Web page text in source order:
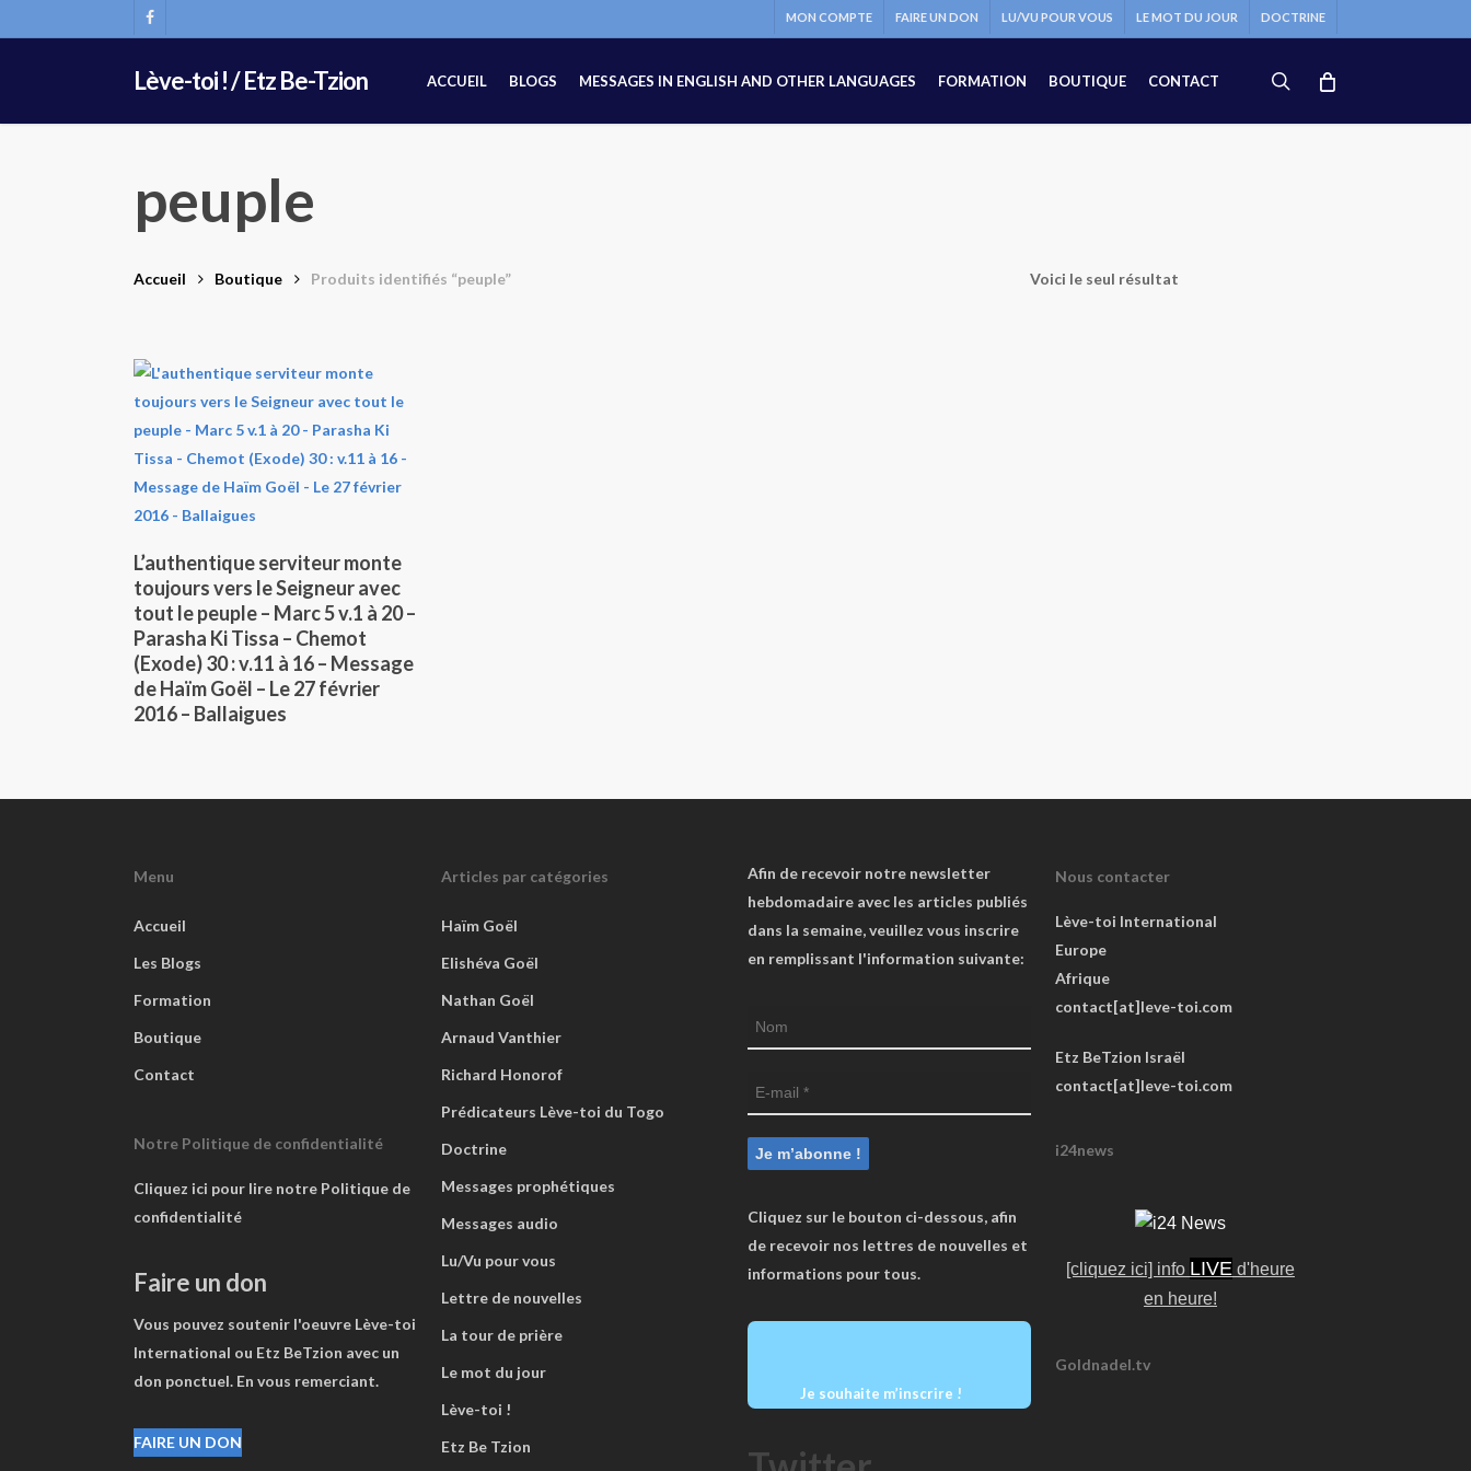
to
FACEBOOK
MON COMPTE FAIRE UN DON LU/VU POUR VOUS LE MOT DU JOUR DOCTRINE
Lève-toi ! / Etz Be-Tzion ACCUEIL BLOGS MESSAGES IN ENGLISH AND OTHER LANGUAGES FORMATION BOUTIQUE CONTACT search
peuple
Voici le seul résultat
Accueil Boutique Produits identifiés “peuple”
Lire La Suite
L’authentique serviteur monte
toujours vers le Seigneur avec
tout le peuple – Marc 5 v.1 à 20 –
Parasha Ki Tissa – Chemot
(Exode) 30 : v.11 à 16 – Message
de Haïm Goël – Le 27 février
2016 – Ballaigues
Menu
Accueil
Les Blogs
Formation
Boutique
Contact
Notre Politique de confidentialité
Cliquez ici pour lire notre Politique de
confidentialité
Faire un don
Vous pouvez soutenir l'oeuvre Lève-toi
International ou Etz BeTzion avec un
don ponctuel. En vous remerciant.
FAIRE UN DON
Articles par catégories
Haïm Goël
Elishéva Goël
Nathan Goël
Arnaud Vanthier
Richard Honorof
Prédicateurs Lève-toi du Togo
Doctrine
Messages prophétiques
Messages audio
Lu/Vu pour vous
Lettre de nouvelles
La tour de prière
Le mot du jour
Lève-toi !
Etz Be Tzion
Afin de recevoir notre newsletter
hebdomadaire avec les articles publiés
dans la semaine, veuillez vous inscrire
en remplissant l'information suivante:
Cliquez sur le bouton ci-dessous, afin
de recevoir nos lettres de nouvelles et
informations pour tous.
Je souhaite m’inscrire !
Nous contacter
Lève-toi International
Europe
Afrique
contact[at]leve-toi.com
Etz BeTzion Israël
contact[at]leve-toi.com
i24news
[cliquez ici] info LIVE d'heure
en heure!
Goldnadel.tv